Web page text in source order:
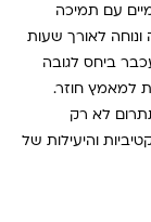
עם תמיכה
ונוחה לאורך שעות
ביחס לגובה
למאמץ חוזר.
לא רק
והיעילות של